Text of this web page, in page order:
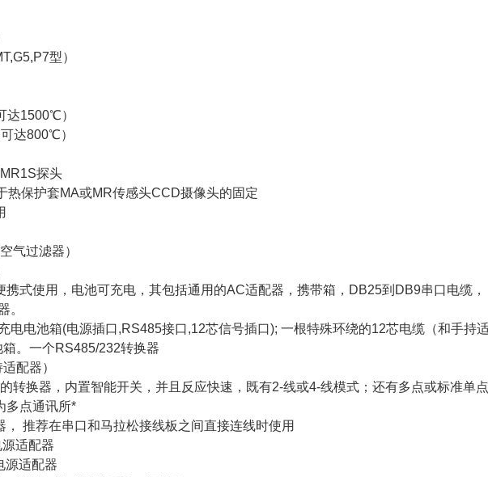
型）
达1500℃）
达800℃）
MR1S探头
热保护套MA或MR传感头CCD摄像头的固定
气过滤器）
式使用，电池可充电，其包括通用的AC适配器，携带箱， DB25到 DB9串口电缆，
。
电电池箱(电源插口,RS485接口,12芯信号插口); 一根特殊环绕的12芯电缆（和手持
箱。一个RS485/232转换器
配器）
转换器，内置智能开关，并且反应快速，既有2-线或4-线模式；还有多点或标准单
多点通讯所*
， 推荐在串口和马拉松接线板之间直接连线时使用
源适配器
源适配器